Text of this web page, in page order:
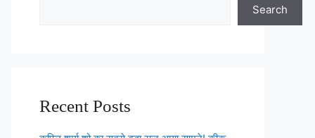
Search
Recent Posts